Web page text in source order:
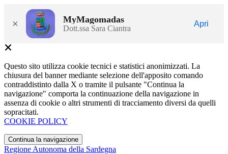
× MyMagomadas
Dott.ssa Sara Ciantra
Apri
Questo sito utilizza cookie tecnici e statistici anonimizzati. La
chiusura del banner mediante selezione dell'apposito comando
contraddistinto dalla X o tramite il pulsante "Continua la
navigazione" comporta la continuazione della navigazione in
assenza di cookie o altri strumenti di tracciamento diversi da quelli
sopracitati.
COOKIE POLICY
Continua la navigazione
Regione Autonoma della Sardegna